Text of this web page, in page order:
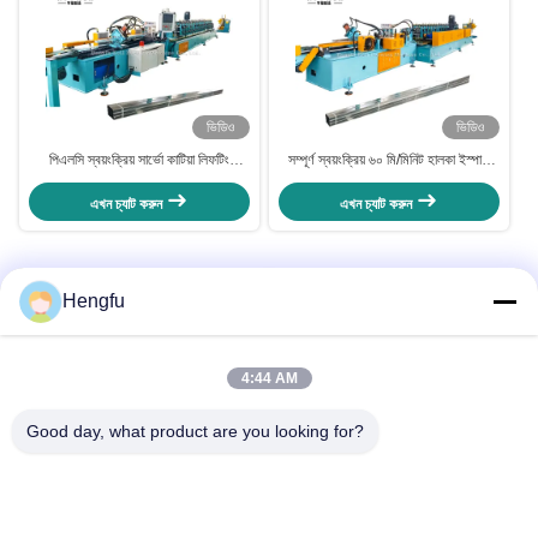
ভিডিও
পিএলসি স্বয়ংক্রিয় সার্ভো কাটিয়া লিফটিং
প্ল্যাটফর্ম 0-60m / মিনিট স্থায়ী গতি জন্য
Drywall ধাতু Stud উত্পাদন
এখন চ্যাট করুন
ভিডিও
সম্পূর্ণ স্বয়ংক্রিয় ৬০ মি/মিনিট হালকা ইস্পাত
কীল ফর্মিং মেশিন ৫০-৭৫-১০০ মডেল
এখন চ্যাট করুন
Hengfu
4:44 AM
Good day, what product are you looking for?